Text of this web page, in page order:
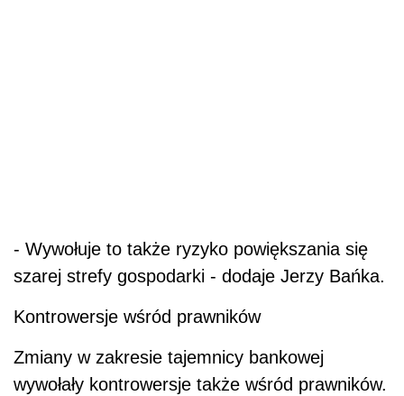
- Wywołuje to także ryzyko powiększania się
szarej strefy gospodarki - dodaje Jerzy Bańka.
Kontrowersje wśród prawników
Zmiany w zakresie tajemnicy bankowej
wywołały kontrowersje także wśród prawników.